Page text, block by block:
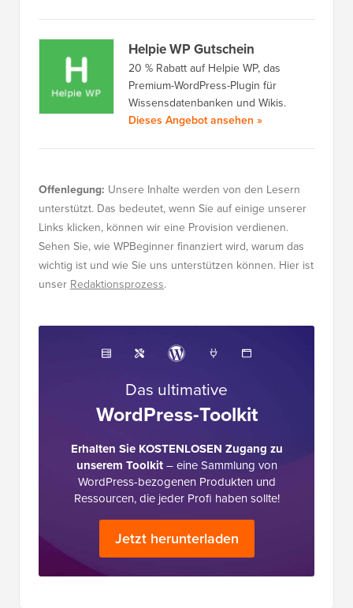
Helpie WP Gutschein
20 % Rabatt auf Helpie WP, das
Premium-WordPress-Plugin für
Wissensdatenbanken und Wikis.
Dieses Angebot ansehen »
Offenlegung: Unsere Inhalte werden von den Lesern
unterstützt. Das bedeutet, wenn Sie auf einige unserer
Links klicken, können wir eine Provision verdienen.
Sehen Sie, wie WPBeginner finanziert wird, warum das
wichtig ist und wie Sie uns unterstützen können. Hier ist
unser Redaktionsprozess.
Das ultimative
WordPress-Toolkit
Erhalten Sie KOSTENLOSEN Zugang zu
unserem Toolkit– eine Sammlung von
WordPress-bezogenen Produkten und
Ressourcen, die jeder Profi haben sollte!
Jetzt herunterladen